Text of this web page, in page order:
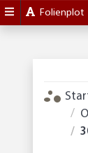
Folienplot